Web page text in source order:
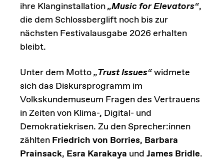
ihre Klanginstallation„Music for Elevators“,
die dem Schlossberglift noch bis zur
nächsten Festivalausgabe 2026 erhalten
bleibt.
Unter dem Motto„Trust Issues“widmete
sich das Diskursprogramm im
Volkskundemuseum Fragen des Vertrauens
in Zeiten von Klima-, Digital- und
Demokratiekrisen. Zu den Sprecher:innen
zählten Friedrich von Borries, Barbara
Prainsack, Esra Karakaya und James Bridle.